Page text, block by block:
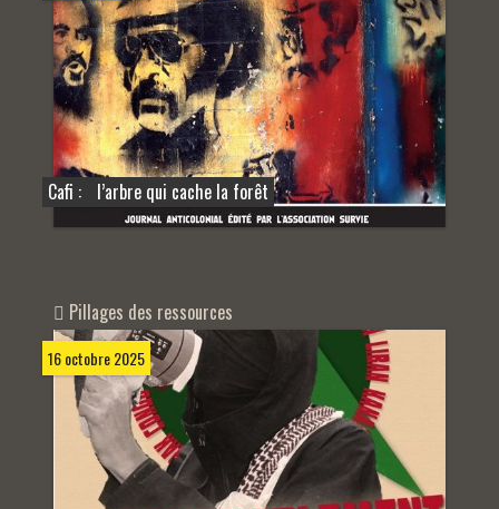
Cafi : l’arbre qui cache la forêt
Pillages des ressources
16 octobre 2025